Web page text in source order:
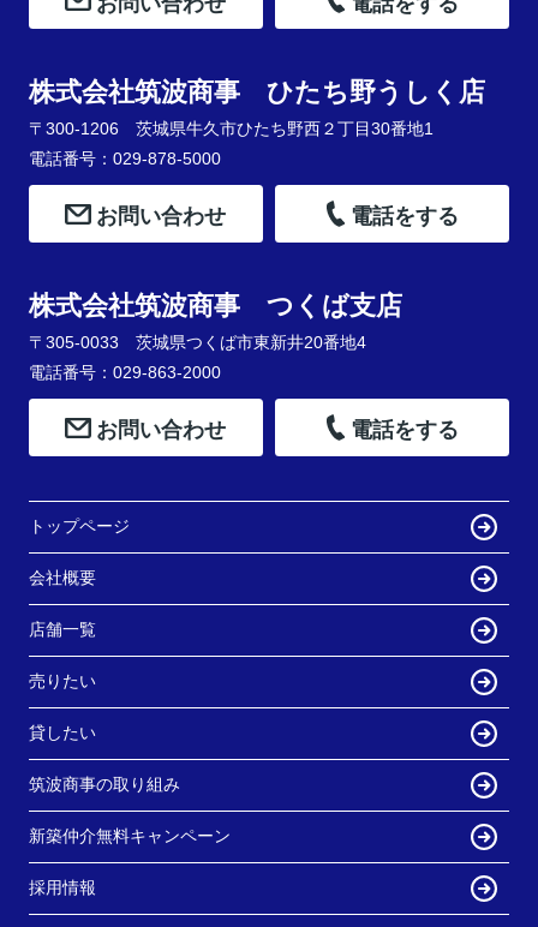
株式会社筑波商事 ひたち野うしく店
〒300-1206 茨城県牛久市ひたち野西２丁目30番地1
電話番号：029-878-5000
お問い合わせ 電話をする
株式会社筑波商事 つくば支店
〒305-0033 茨城県つくば市東新井20番地4
電話番号：029-863-2000
お問い合わせ 電話をする
トップページ
会社概要
店舗一覧
売りたい
貸したい
筑波商事の取り組み
新築仲介無料キャンペーン
採用情報